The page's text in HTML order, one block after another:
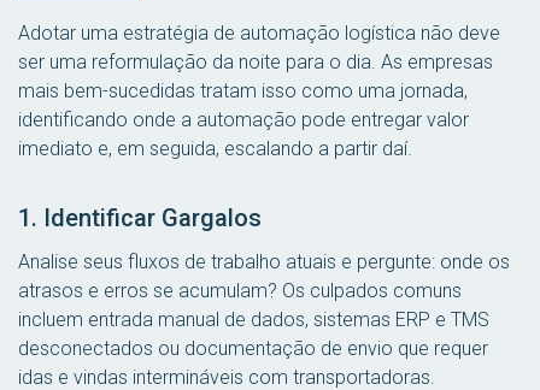
Adotar uma estratégia de automação logística não deve
ser uma reformulação da noite para o dia. As empresas
mais bem-sucedidas tratam isso como uma jornada,
identificando onde a automação pode entregar valor
imediato e, em seguida, escalando a partir daí.
1. Identificar Gargalos
Analise seus fluxos de trabalho atuais e pergunte: onde os
atrasos e erros se acumulam? Os culpados comuns
incluem entrada manual de dados, sistemas ERP e TMS
desconectados ou documentação de envio que requer
idas e vindas intermináveis com transportadoras.